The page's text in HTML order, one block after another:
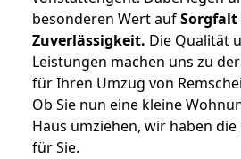
besonderen Wert aufSorgfalt
Zuverlässigkeit. Die Qualität
Leistungen machen uns zu
für Ihren Umzug von
Ob Sie nun eine kleine
Haus umziehen, wir haben
für Sie.